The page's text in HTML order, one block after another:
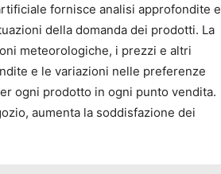
fornisce analisi approfondite e
della domanda dei prodotti. La
meteorologiche, i prezzi e altri
e le variazioni nelle preferenze
ogni prodotto in ogni punto vendita.
aumenta la soddisfazione dei